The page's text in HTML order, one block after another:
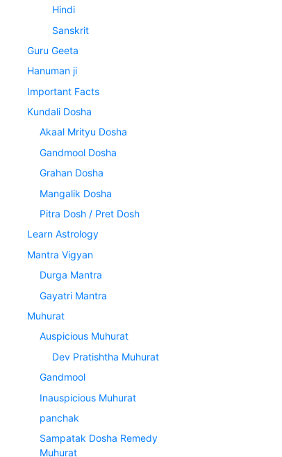
Hindi
Sanskrit
Guru Geeta
Hanuman ji
Important Facts
Kundali Dosha
Akaal Mrityu Dosha
Gandmool Dosha
Grahan Dosha
Mangalik Dosha
Pitra Dosh / Pret Dosh
Learn Astrology
Mantra Vigyan
Durga Mantra
Gayatri Mantra
Muhurat
Auspicious Muhurat
Dev Pratishtha Muhurat
Gandmool
Inauspicious Muhurat
panchak
Sampatak Dosha Remedy
Muhurat